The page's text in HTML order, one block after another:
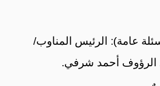
عامة): الرئيس المناوب/
الرؤوف أحمد شرفي.